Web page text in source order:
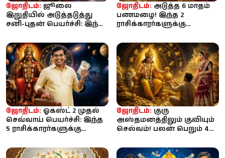
ஜோதிடம்: ஜூலை
இறுதியில் அடுத்தடுத்து
சனி-புதன் பெயர்ச்சி: இந்த
அதிர்ஷ்...
ஜோதிடம்: அடுத்த 6 மாதம்
பணமழை! இந்த 2
ராசிக்காரர்களுக்கு
உங்க ராசி இருக்கா?
ஜோதிடம்: ஓகஸ்ட் 2 முதல்
செவ்வாய் பெயர்ச்சி: இந்த
5 ராசிக்காரர்களுக்கு
முன்னேற...
ஜோதிடம்: குரு
அஸ்தமனத்திலும் குவியும்
செல்வம்! பலன் பெறும் 4